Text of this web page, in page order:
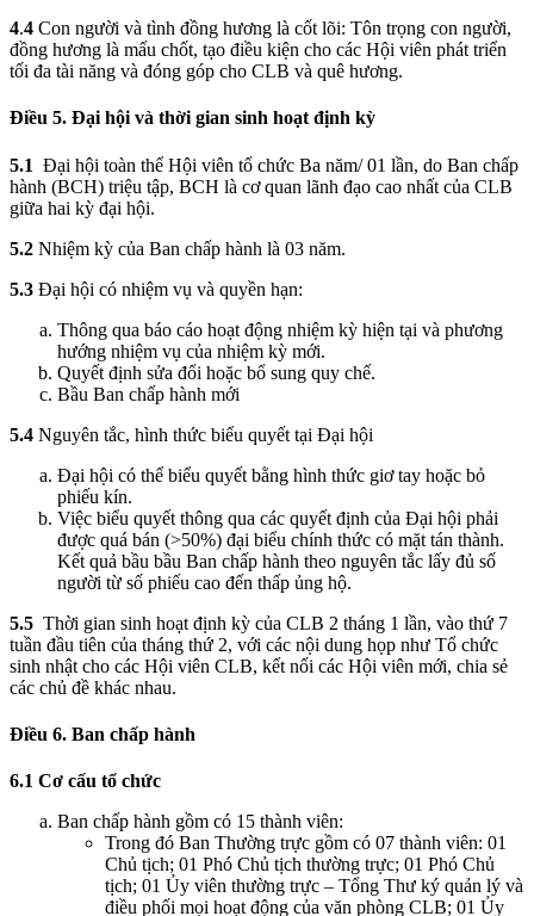
4.4 Con người và tình đồng hương là cốt lõi: Tôn trọng con người,
đồng hương là mấu chốt, tạo điều kiện cho các Hội viên phát triển
tối đa tài năng và đóng góp cho CLB và quê hương.
Điều 5. Đại hội và thời gian sinh hoạt định kỳ
5.1 Đại hội toàn thể Hội viên tổ chức Ba năm/ 01 lần, do Ban chấp
hành (BCH) triệu tập, BCH là cơ quan lãnh đạo cao nhất của CLB
giữa hai kỳ đại hội.
5.2 Nhiệm kỳ của Ban chấp hành là 03 năm.
5.3 Đại hội có nhiệm vụ và quyền hạn:
Thông qua báo cáo hoạt động nhiệm kỳ hiện tại và phương
hướng nhiệm vụ của nhiệm kỳ mới.
Quyết định sửa đổi hoặc bổ sung quy chế.
Bầu Ban chấp hành mới
5.4 Nguyên tắc, hình thức biểu quyết tại Đại hội
Đại hội có thể biểu quyết bằng hình thức giơ tay hoặc bỏ
phiếu kín.
Việc biểu quyết thông qua các quyết định của Đại hội phải
được quá bán (>50%) đại biểu chính thức có mặt tán thành.
Kết quả bầu bầu Ban chấp hành theo nguyên tắc lấy đủ số
người từ số phiếu cao đến thấp ủng hộ.
5.5 Thời gian sinh hoạt định kỳ của CLB 2 tháng 1 lần, vào thứ 7
tuần đầu tiên của tháng thứ 2, với các nội dung họp như Tổ chức
sinh nhật cho các Hội viên CLB, kết nối các Hội viên mới, chia sẻ
các chủ đề khác nhau.
Điều 6. Ban chấp hành
6.1 Cơ cấu tổ chức
Ban chấp hành gồm có 15 thành viên:
Trong đó Ban Thường trực gồm có 07 thành viên: 01
Chủ tịch; 01 Phó Chủ tịch thường trực; 01 Phó Chủ
tịch; 01 Ủy viên thường trực – Tổng Thư ký quản lý và
điều phối mọi hoạt động của văn phòng CLB; 01 Ủy